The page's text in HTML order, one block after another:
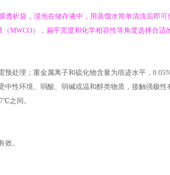
透析袋，浸泡在储存液中，用蒸馏水简单清洗后即可
MWCO），扁平宽度和化学相容性等角度选择合适
处理；重金属离子和硫化物含量为痕迹水平，
性环境、弱酸、弱碱或温和醇类物质，接触强极性
之间。
效。